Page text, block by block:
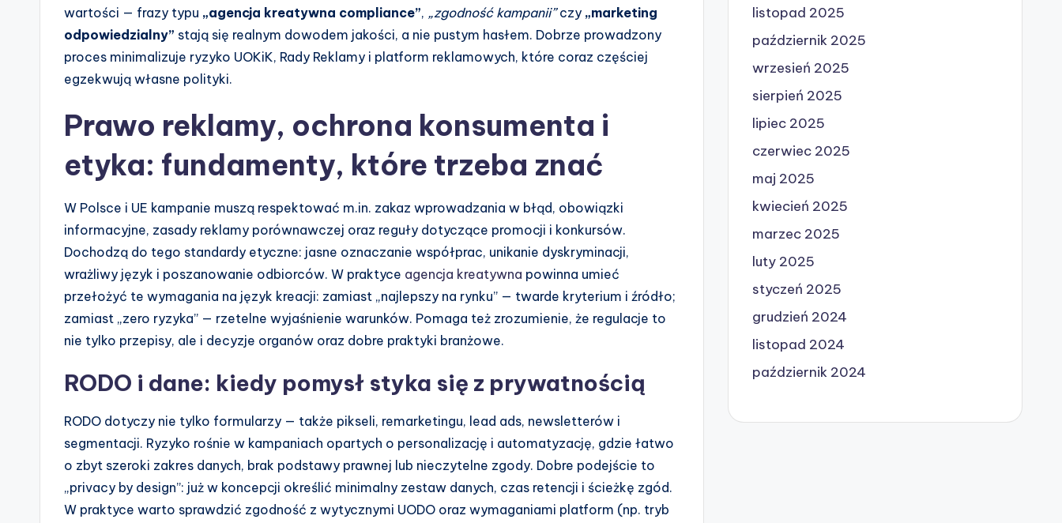
wartości — frazy typu „agencja kreatywna compliance”, „zgodność kampanii”czy „marketing
odpowiedzialny” stają się realnym dowodem jakości, a nie pustym hasłem. Dobrze prowadzony
proces minimalizuje ryzyko UOKiK, Rady Reklamy i platform reklamowych, które coraz częściej
egzekwują własne polityki.
Prawo reklamy, ochrona konsumenta i
etyka: fundamenty, które trzeba znać
W Polsce i UE kampanie muszą respektować m.in. zakaz wprowadzania w błąd, obowiązki
informacyjne, zasady reklamy porównawczej oraz reguły dotyczące promocji i konkursów.
Dochodzą do tego standardy etyczne: jasne oznaczanie współprac, unikanie dyskryminacji,
wrażliwy język i poszanowanie odbiorców. W praktyce agencja kreatywna powinna umieć
przełożyć te wymagania na język kreacji: zamiast „najlepszy na rynku” — twarde kryterium i źródło;
zamiast „zero ryzyka” — rzetelne wyjaśnienie warunków. Pomaga też zrozumienie, że regulacje to
nie tylko przepisy, ale i decyzje organów oraz dobre praktyki branżowe.
RODO i dane: kiedy pomysł styka się z prywatnością
RODO dotyczy nie tylko formularzy — także pikseli, remarketingu, lead ads, newsletterów i
segmentacji. Ryzyko rośnie w kampaniach opartych o personalizację i automatyzację, gdzie łatwo
o zbyt szeroki zakres danych, brak podstawy prawnej lub nieczytelne zgody. Dobre podejście to
„privacy by design”: już w koncepcji określić minimalny zestaw danych, czas retencji i ścieżkę zgód.
W praktyce warto sprawdzić zgodność z wytycznymi UODO oraz wymaganiami platform (np. tryb
listopad 2025
październik 2025
wrzesień 2025
sierpień 2025
lipiec 2025
czerwiec 2025
maj 2025
kwiecień 2025
marzec 2025
luty 2025
styczeń 2025
grudzień 2024
listopad 2024
październik 2024